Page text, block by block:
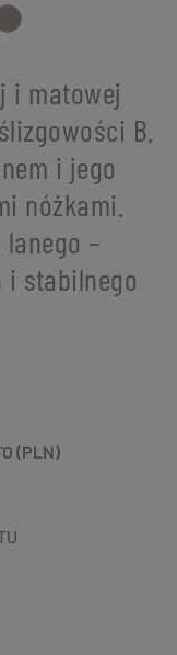
i matowej
B.
i jego
nóżkami.
–
i stabilnego
(PLN)